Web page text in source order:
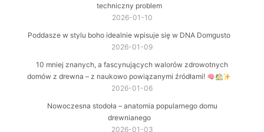
techniczny problem
2026-01-10
Poddasze w stylu boho idealnie wpisuje się w DNA Domgusto
2026-01-09
10 mniej znanych, a fascynujących walorów zdrowotnych
domów z drewna – z naukowo powiązanymi źródłami!
2026-01-06
Nowoczesna stodoła – anatomia popularnego domu
drewnianego
2026-01-03